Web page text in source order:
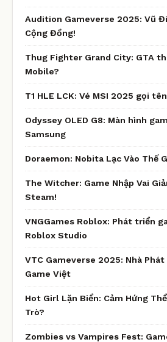
Audition Gameverse 2025: Vũ
Cộng Đồng!
Thug Fighter Grand City: GTA
Mobile?
T1 HLE LCK: Vé MSI 2025 gọi
Odyssey OLED G8: Màn hình
Samsung
Doraemon: Nobita Lạc Vào Thế
The Witcher: Game Nhập Vai
Steam!
VNGGames Roblox: Phát triển
Roblox Studio
VTC Gameverse 2025: Nhà Phát
Game Việt
Hot Girl Lặn Biển: Cảm Hứng
Trò?
Zombies vs Vampires Fest: